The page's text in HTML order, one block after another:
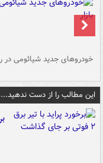
خودروهای جدید شیائومی در
این مطالب را از دست